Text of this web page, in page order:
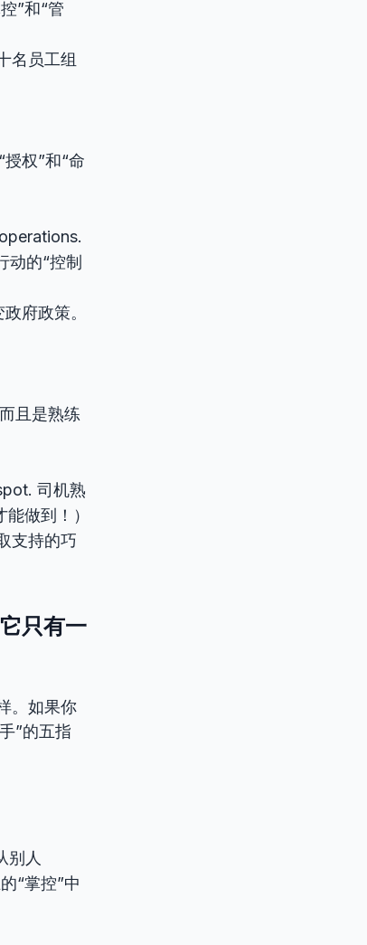
”和“管
名员工组
权”和“命
动的“控制
府政策。
且是熟练
司机熟
做到！）
支持的巧
只有一
。如果你
”的五指
别人
“掌控”中